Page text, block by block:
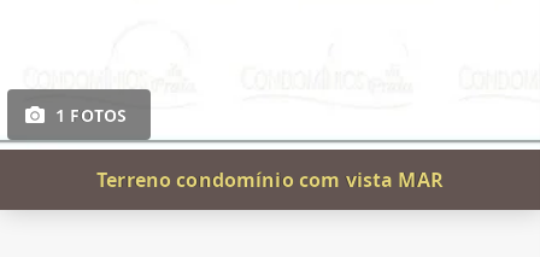
1 FOTOS
Terreno condomínio com vista MAR